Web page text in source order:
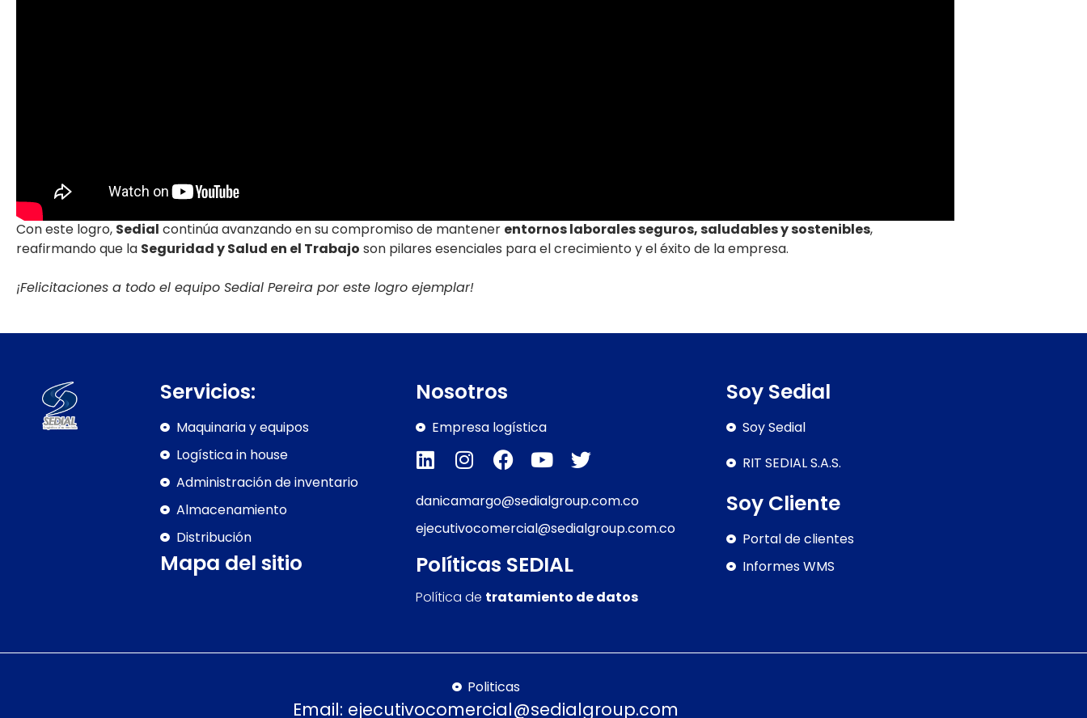
Con este logro, Sedial continúa avanzando en su compromiso de mantener entornos laborales seguros, saludables y sostenibles,
reafirmando que la Seguridad y Salud en el Trabajo son pilares esenciales para el crecimiento y el éxito de la empresa.
¡Felicitaciones a todo el equipo Sedial Pereira por este logro ejemplar!
Servicios:
Maquinaria y equipos
Logística in house
Administración de inventario
Almacenamiento
Distribución
Mapa del sitio
Nosotros
Empresa logística
danicamargo@sedialgroup.com.co
ejecutivocomercial@sedialgroup.com.co
Políticas SEDIAL
Política de tratamiento de datos
Soy Sedial
Soy Sedial
RIT SEDIAL S.A.S.
Soy Cliente
Portal de clientes
Informes WMS
Politicas
Email: ejecutivocomercial@sedialgroup.com